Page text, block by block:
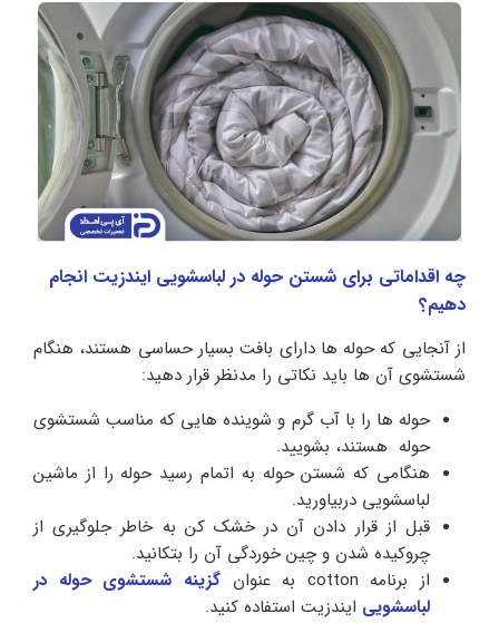
چه اقداماتی برای شستن حوله در لباسشویی ایندزیت انجام
دهیم؟
از آنجایی که حوله ها دارای بافت بسیار حساسی هستند، هنگام
شستشوی آن ها باید نکاتی را مدنظر قرار دهید:
حوله ها را با آب گرم و شوینده هایی که مناسب شستشوی
حوله هستند، بشویید.
هنگامی که شستن حوله به اتمام رسید حوله را از ماشین
لباسشویی دربیاورید.
قبل از قرار دادن آن در خشک کن به خاطر جلوگیری از
چروکیده شدن و چین خوردگی آن را بتکانید.
از برنامه cotton به عنوان
گزینه شستشوی حوله در
لباسشویی ایندزیت استفاده کنید.